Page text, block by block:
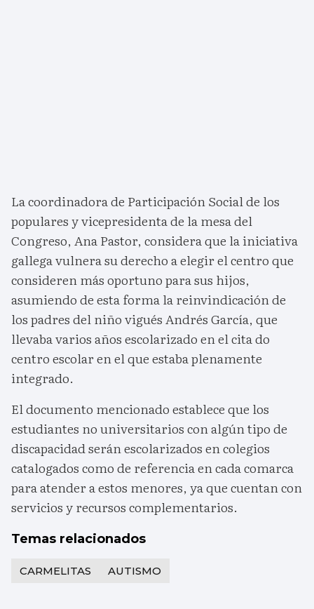
La coordinadora de Participación Social de los
populares y vicepresidenta de la mesa del
Congreso, Ana Pastor, considera que la iniciativa
gallega vulnera su derecho a elegir el centro que
consideren más oportuno para sus hijos,
asumiendo de esta forma la reinvindicación de
los padres del niño vigués Andrés García, que
llevaba varios años escolarizado en el cita do
centro escolar en el que estaba plenamente
integrado.
El documento mencionado establece que los
estudiantes no universitarios con algún tipo de
discapacidad serán escolarizados en colegios
catalogados como de referencia en cada comarca
para atender a estos menores, ya que cuentan con
servicios y recursos complementarios.
Temas relacionados
CARMELITAS AUTISMO